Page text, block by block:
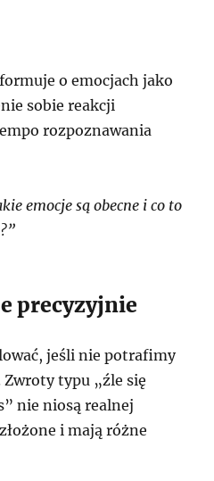
o emocjach jako
sobie reakcji
rozpoznawania
emocje są obecne i co to
precyzyjnie
jeśli nie potrafimy
Zwroty typu „źle się
nie niosą realnej
i mają różne